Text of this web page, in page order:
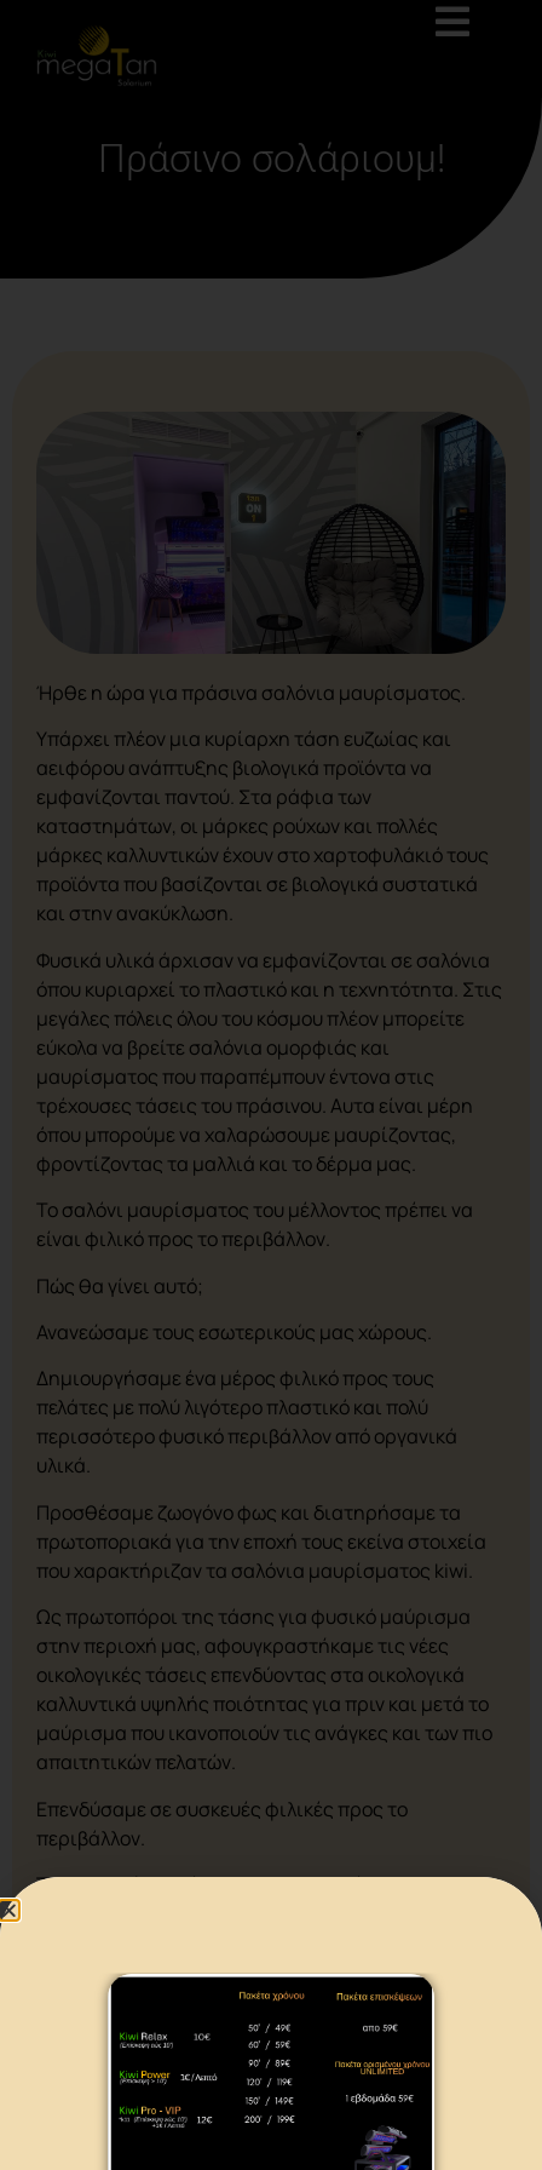
Πράσινο σολάριουμ!
Ήρθε η ώρα για πράσινα σαλόνια μαυρίσματος.
Υπάρχει πλέον μια κυρίαρχη τάση ευζωίας και
αειφόρου ανάπτυξης βιολογικά προϊόντα να
εμφανίζονται παντού. Στα ράφια των
καταστημάτων, οι μάρκες ρούχων και πολλές
μάρκες καλλυντικών έχουν στο χαρτοφυλάκιό τους
προϊόντα που βασίζονται σε βιολογικά συστατικά
και στην ανακύκλωση.
Φυσικά υλικά άρχισαν να εμφανίζονται σε σαλόνια
όπου κυριαρχεί το πλαστικό και η τεχνητότητα. Στις
μεγάλες πόλεις όλου του κόσμου πλέον μπορείτε
εύκολα να βρείτε σαλόνια ομορφιάς και
μαυρίσματος που παραπέμπουν έντονα στις
τρέχουσες τάσεις του πράσινου. Αυτα είναι μέρη
όπου μπορούμε να χαλαρώσουμε μαυρίζοντας,
φροντίζοντας τα μαλλιά και το δέρμα μας.
Το σαλόνι μαυρίσματος του μέλλοντος πρέπει να
είναι φιλικό προς το περιβάλλον.
Πώς θα γίνει αυτό;
Ανανεώσαμε τους εσωτερικούς μας χώρους.
Δημιουργήσαμε ένα μέρος φιλικό προς τους
πελάτες με πολύ λιγότερο πλαστικό και πολύ
περισσότερο φυσικό περιβάλλον από οργανικά
υλικά.
Προσθέσαμε ζωογόνο φως και διατηρήσαμε τα
πρωτοποριακά για την εποχή τους εκείνα στοιχεία
που χαρακτήριζαν τα σαλόνια μαυρίσματος kiwi.
Ως πρωτοπόροι της τάσης για φυσικό μαύρισμα
στην περιοχή μας, αφουγκραστήκαμε τις νέες
οικολογικές τάσεις επενδύοντας στα οικολογικά
καλλυντικά υψηλής ποιότητας για πριν και μετά το
μαύρισμα που ικανοποιούν τις ανάγκες και των πιο
απαιτητικών πελατών.
Επενδύσαμε σε συσκευές φιλικές προς το
περιβάλλον.
Τα τελευταία σολάριουμ που παραλάβαμε,
μεταφράζεται σε λιγότερους ρύπους από
κατανάλωση ενέργειας , διατηρώντας τα
εκπληκτικά αποτελέσματα μαυρίσματος. Με αυτό
τον τρόπο αποκτάμε ένα τέλειο φυσικό μαύρισμα
ενώ είμαστε ταυτόχρονα εξαιρετικά φιλικοί για το
περιβάλλον. Επιπλέον, οι σύγχρονες συσκευές είναι
εξοπλισμένες με αρκετές πρόσθετες λειτουργίες